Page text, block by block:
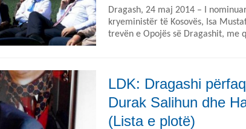
Dragash, 24 maj 2014 – I
kryeministër të Kosovës, Isa
trevën e Opojës së Dragashit, me
LDK: Dragashi
Durak Salihun dhe
(Lista e plotë)